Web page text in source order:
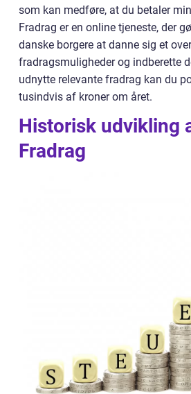
som kan medføre, at du betaler
Fradrag er en online tjeneste, der
danske borgere at danne sig et
fradragsmuligheder og indberette
udnytte relevante fradrag kan du
tusindvis af kroner om året.
Historisk udvikling
Fradrag